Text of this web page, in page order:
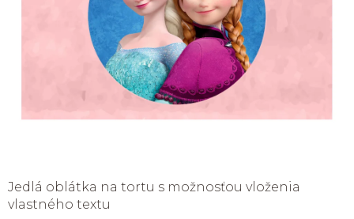
Jedlá oblátka na tortu s možnosťou vloženia
vlastného textu